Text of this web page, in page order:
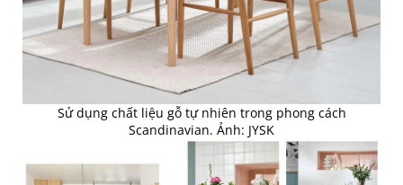
Sử dụng chất liệu gỗ tự nhiên trong phong cách
Scandinavian. Ảnh: JYSK